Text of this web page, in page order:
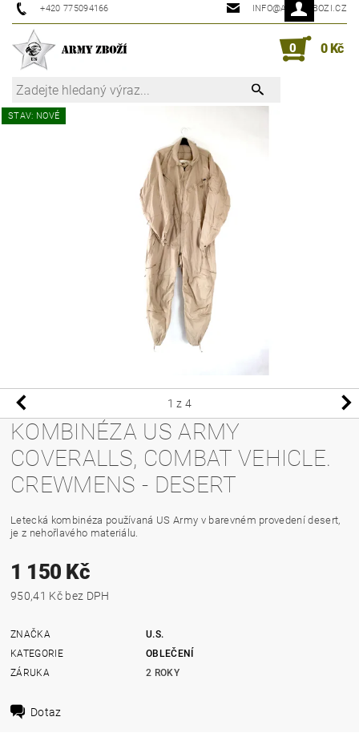
+420 775094166 INFO@ARMYZBOZI.CZ
0 0 Kč
STAV: NOVÉ
1 z 4
KOMBINÉZA US ARMY
COVERALLS, COMBAT VEHICLE.
CREWMENS - DESERT
Letecká kombinéza používaná US Army v barevném provedení desert,
je z nehořlavého materiálu.
1 150 Kč
950,41 Kč bez DPH
ZNAČKA
U.S.
KATEGORIE
OBLEČENÍ
ZÁRUKA
2 ROKY
Dotaz